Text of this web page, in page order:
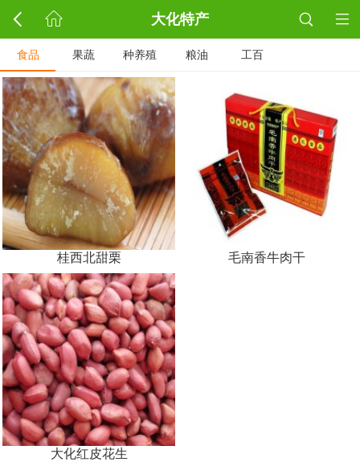
大化特产
食品 果蔬 种养殖 粮油 工百
桂西北甜栗 毛南香牛肉干
大化红皮花生